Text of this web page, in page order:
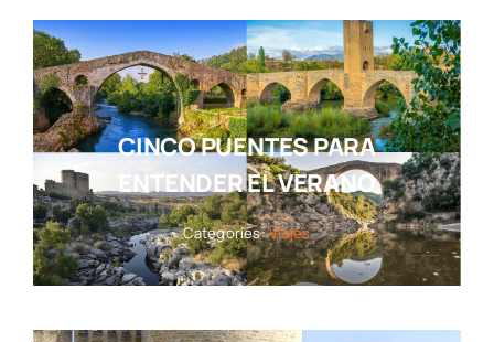
CINCO PUENTES PARA
ENTENDER EL VERANO
Categories:Viajes